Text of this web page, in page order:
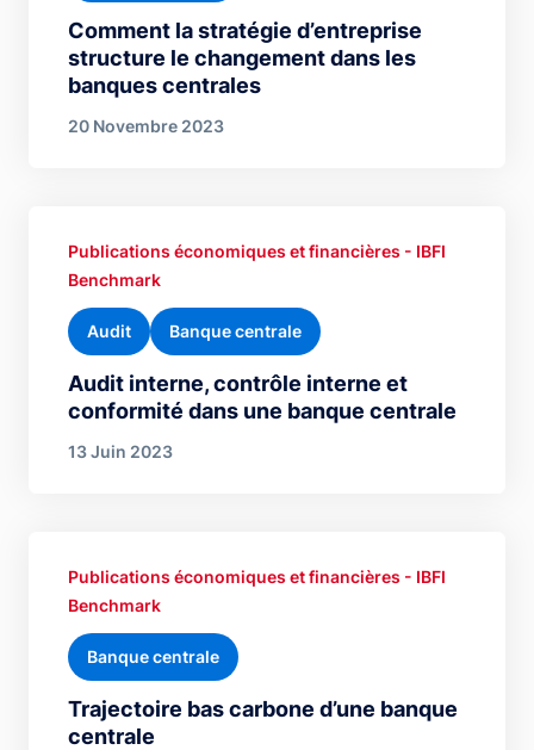
Comment la stratégie d’entreprise
structure le changement dans les
banques centrales
20 Novembre 2023
Audit interne, contrôle interne et
conformité dans une banque centrale
Publications économiques et financières - IBFI
Benchmark
Audit Banque centrale
13 Juin 2023
Trajectoire bas carbone d’une banque
centrale
Publications économiques et financières - IBFI
Benchmark
Banque centrale